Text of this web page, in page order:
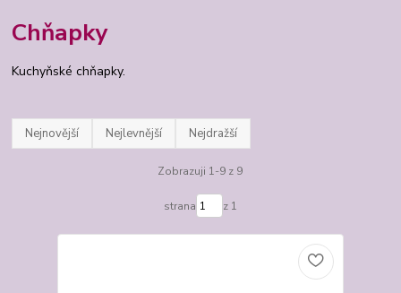
Chňapky
Kuchyňské chňapky.
Nejnovější Nejlevnější Nejdražší
Zobrazuji 1-9 z 9
strana z 1